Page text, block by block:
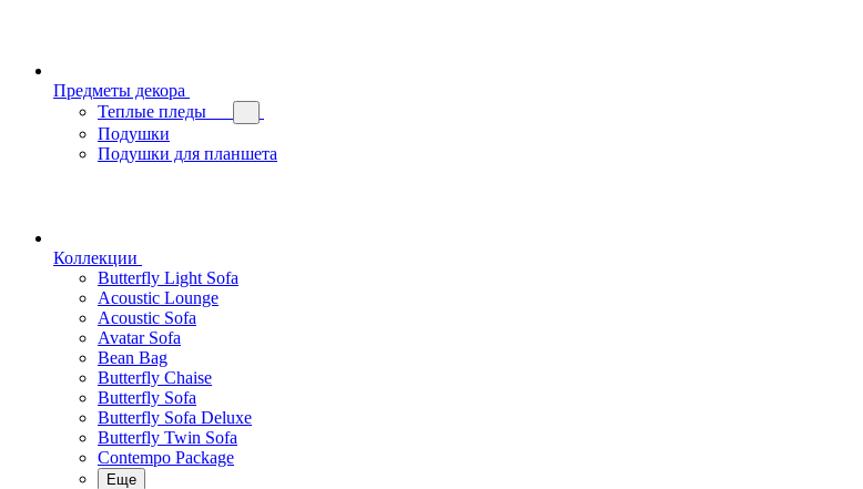
Предметы декора
Теплые пледы
Подушки
Подушки для планшета
Коллекции
Butterfly Light Sofa
Acoustic Lounge
Acoustic Sofa
Avatar Sofa
Bean Bag
Butterfly Chaise
Butterfly Sofa
Butterfly Sofa Deluxe
Butterfly Twin Sofa
Contempo Package
Еще